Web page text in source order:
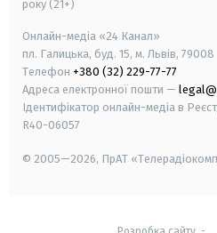
року (21+)
Онлайн-медіа «24 Канал»
пл. Галицька, буд. 15, м. Львів, 79008
Телефон +380 (32) 229-77-77
Адреса електронної пошти —
Ідентифікатор онлайн-медіа в
R40-06057
© 2005—2026, ПрАТ